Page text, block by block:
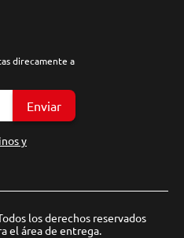
direcamente a
Enviar
y
los derechos reservados
el área de entrega.